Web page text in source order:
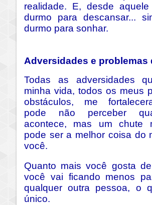
realidade. E, desde
durmo para descansar...
durmo para sonhar.
Adversidades e problemas
Todas as adversidades
minha vida, todos os meus
obstáculos, me
pode não perceber
acontece, mas um chute
pode ser a melhor coisa do
você.
Quanto mais você gosta
você vai ficando menos
qualquer outra pessoa, o
único.